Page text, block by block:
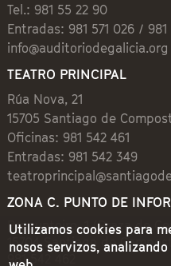
Tel.: 981 55 22 90
Entradas: 981 571 026 /
info@auditoriodegalicia.org
TEATRO PRINCIPAL
Rúa Nova, 21
15705 Santiago de
Oficinas: 981 542 461
Entradas: 981 542 349
ZONA C. PUNTO DE
Preguntoiro, 1 (Praza de
15704 Santiago de
981 542 462
Utilizamos cookies para
nosos servizos,